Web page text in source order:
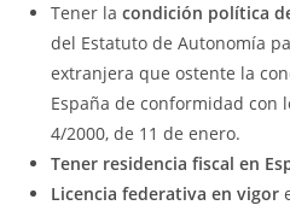
Tener lacondición política
del Estatuto de Autonomía
extranjera que ostente la
España de conformidad con
4/2000, de 11 de enero.
Tener residencia fiscal en
Licencia federativa en vigor